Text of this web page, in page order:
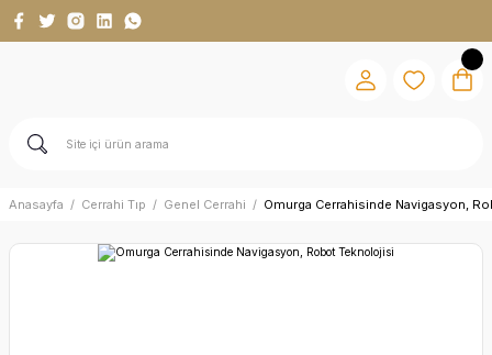
Anasayfa Cerrahi Tıp Genel Cerrahi Omurga Cerrahisinde Navigasyon,